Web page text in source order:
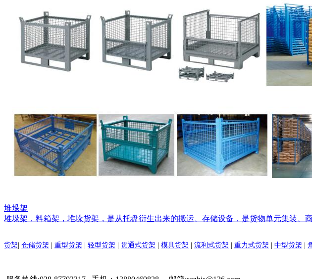
堆垛架
堆垛架，料箱架，堆垛货架，是从托盘衍生出来的搬运、存储设备，是货物单元集装、
货架 仓储货架 重型货架 轻型货架 贯通式货架 模具货架 流利式货架 重力式货架 中型货架